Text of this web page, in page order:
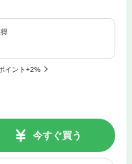
イント+2%
今すぐ買う